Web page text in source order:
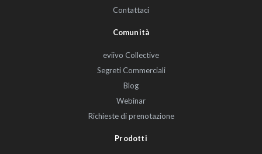
Contattaci
Comunità
eviivo Collective
Segreti Commerciali
Blog
Webinar
Richieste di prenotazione
Prodotti